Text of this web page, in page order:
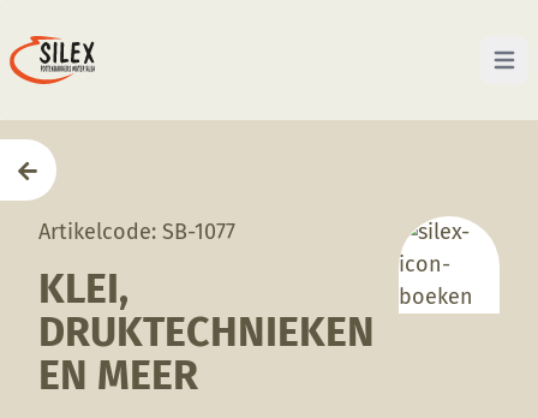
Open
Artikelcode: SB-1077
KLEI,
DRUKTECHNIEKEN
EN MEER